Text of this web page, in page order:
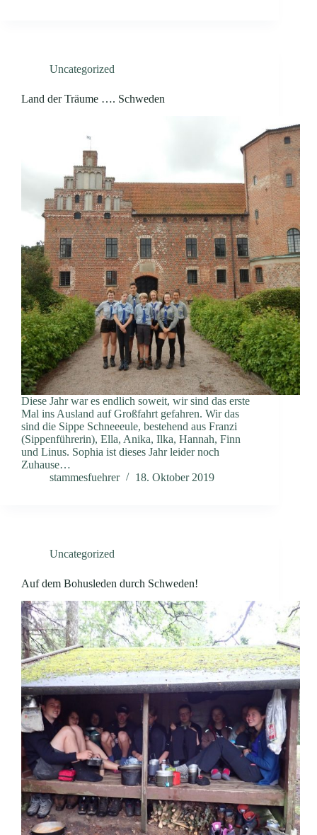
Uncategorized
Land der Träume …. Schweden
Diese Jahr war es endlich soweit, wir sind das erste
Mal ins Ausland auf Großfahrt gefahren. Wir das
sind die Sippe Schneeeule, bestehend aus Franzi
(Sippenführerin), Ella, Anika, Ilka, Hannah, Finn
und Linus. Sophia ist dieses Jahr leider noch
Zuhause…
stammesfuehrer
18. Oktober 2019
Uncategorized
Auf dem Bohusleden durch Schweden!